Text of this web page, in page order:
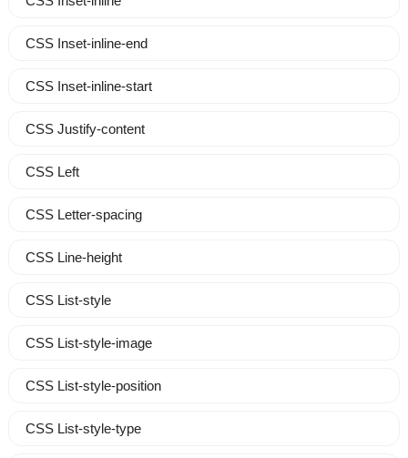
CSS Inset-inline-end
CSS Inset-inline-start
CSS Justify-content
CSS Left
CSS Letter-spacing
CSS Line-height
CSS List-style
CSS List-style-image
CSS List-style-position
CSS List-style-type